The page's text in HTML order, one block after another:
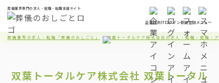
葬儀業界専門の求人・就職・転職支援サイト
企業様向けログイン新規登録メニュー
葬儀業界の求人・転職「葬儀のおしごと」 双葉トータルケア株式会社の求人・転職・就職・
双葉トータルケア株式会社 双葉トータル